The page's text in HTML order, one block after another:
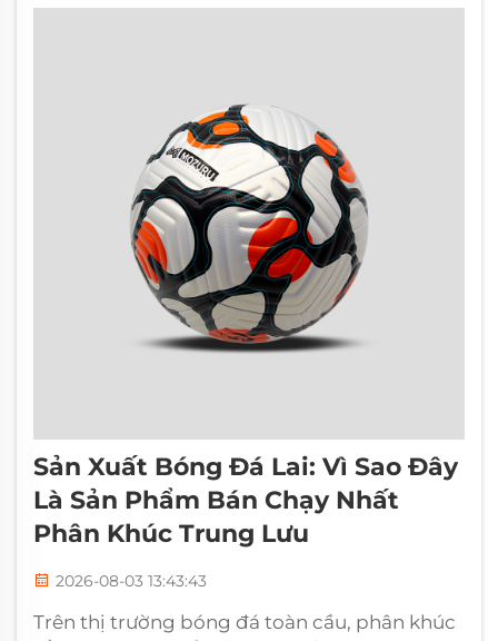
dành hai thập kỷ…
Sản Xuất Bóng Đá Lai: Vì Sao Đây
Là Sản Phẩm Bán Chạy Nhất
Phân Khúc Trung Lưu
2026-08-03 13:43:43
Trên thị trường bóng đá toàn cầu, phân khúc